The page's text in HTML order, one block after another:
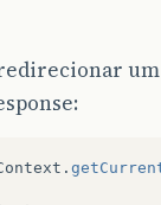
.